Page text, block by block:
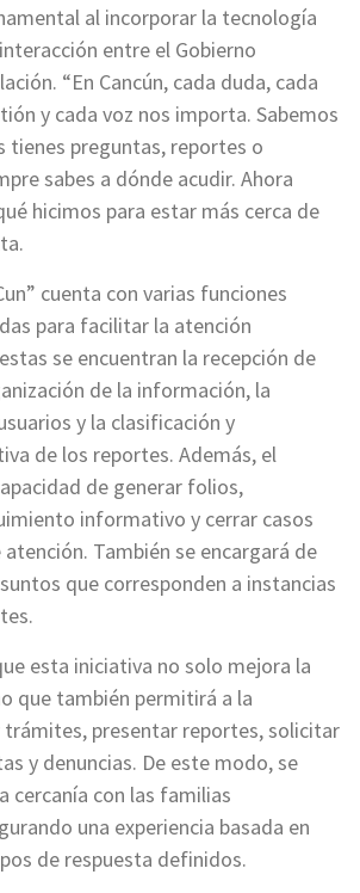
al incorporar la tecnología
entre el Gobierno
“En Cancún, cada duda, cada
y cada voz nos importa. Sabemos
tienes preguntas, reportes o
sabes a dónde acudir. Ahora
hicimos para estar más cerca de
cuenta con varias funciones
para facilitar la atención
se encuentran la recepción de
de la información, la
y la clasificación y
de los reportes. Además, el
de generar folios,
informativo y cerrar casos
También se encargará de
que corresponden a instancias
esta iniciativa no solo mejora la
que también permitirá a la
trámites, presentar reportes, solicitar
y denuncias. De este modo, se
cercanía con las familias
una experiencia basada en
de respuesta definidos.